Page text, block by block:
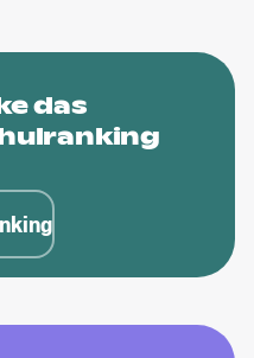
das